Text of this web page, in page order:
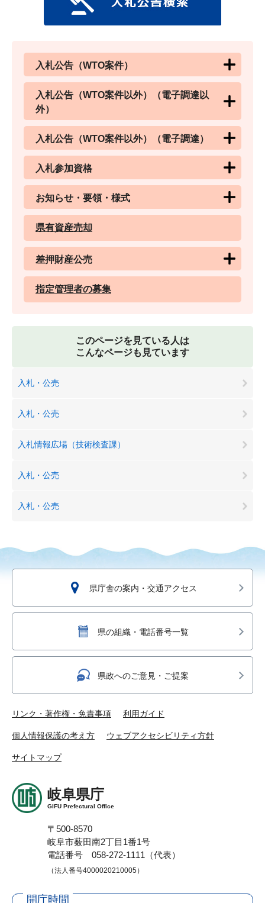
入札公告（WTO案件）
入札公告（WTO案件以外）（電子調達以
外）
入札公告（WTO案件以外）（電子調達）
入札参加資格
お知らせ・要領・様式
県有資産売却
差押財産公売
指定管理者の募集
このページを見ている人は
こんなページも見ています
入札・公売
入札・公売
入札情報広場（技術検査課）
入札・公売
入札・公売
県庁舎の案内・交通アクセス
県の組織・電話番号一覧
県政へのご意見・ご提案
リンク・著作権・免責事項 利用ガイド
個人情報保護の考え方 ウェブアクセシビリティ方針
サイトマップ
岐阜県庁
GIFU Prefectural Office
〒500-8570
岐阜市薮田南2丁目1番1号
電話番号 058-272-1111（代表）
（法人番号4000020210005）
開庁時間